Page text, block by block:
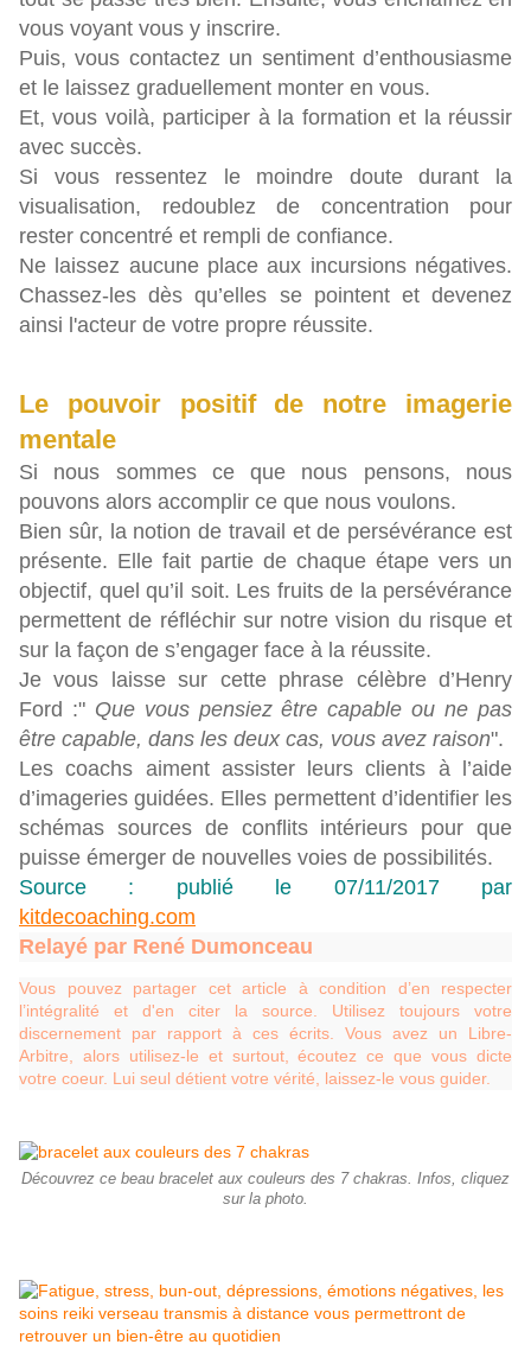
vous voyant vous y inscrire.
Puis, vous contactez un sentiment d’enthousiasme
et le laissez graduellement monter en vous.
Et, vous voilà, participer à la formation et la réussir
avec succès.
Si vous ressentez le moindre doute durant la
visualisation, redoublez de concentration pour
rester concentré et rempli de confiance.
Ne laissez aucune place aux incursions négatives.
Chassez-les dès qu’elles se pointent et devenez
ainsi l'acteur de votre propre réussite.
Le pouvoir positif de notre imagerie
mentale
Si nous sommes ce que nous pensons, nous
pouvons alors accomplir ce que nous voulons.
Bien sûr, la notion de travail et de persévérance est
présente. Elle fait partie de chaque étape vers un
objectif, quel qu’il soit. Les fruits de la persévérance
permettent de réfléchir sur notre vision du risque et
sur la façon de s’engager face à la réussite.
Je vous laisse sur cette phrase célèbre d’Henry
Ford :" Que vous pensiez être capable ou ne pas
être capable, dans les deux cas, vous avez raison".
Les coachs aiment assister leurs clients à l’aide
d’imageries guidées. Elles permettent d’identifier les
schémas sources de conflits intérieurs pour que
puisse émerger de nouvelles voies de possibilités.
Source : publié le 07/11/2017 par
kitdecoaching.com
Relayé par René Dumonceau
Vous pouvez partager cet article à condition d’en respecter
l’intégralité et d'en citer la source. Utilisez toujours votre
discernement par rapport à ces écrits. Vous avez un Libre-
Arbitre, alors utilisez-le et surtout, écoutez ce que vous dicte
votre coeur. Lui seul détient votre vérité, laissez-le vous guider.
Découvrez ce beau bracelet aux couleurs des 7 chakras. Infos, cliquez
sur la photo.